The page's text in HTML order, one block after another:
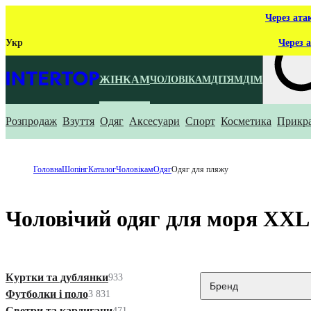
Через
Укр Через
ЖІНКАМЧОЛОВІКАМДІТЯМДІМ
Що ти
Розпродаж Взуття Одяг Аксесуари Спорт Косметика
ГоловнаШопінгКаталогЧоловікамОдягОдяг для пляжу
Чоловічий одяг для моря XXL
Куртки та дублянки933
Футболки і поло3 831
Бренд